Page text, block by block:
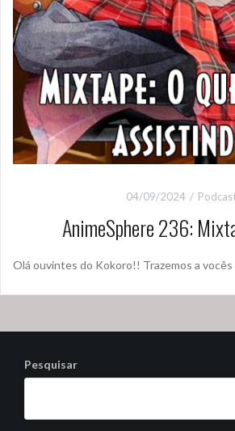
04/09/2024
AnimeSphere 236:
Olá ouvintes do Kokoro!! Trazemos a vocês
Pesquisar